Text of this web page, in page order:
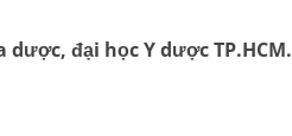
đại học Y dược TP.HCM.